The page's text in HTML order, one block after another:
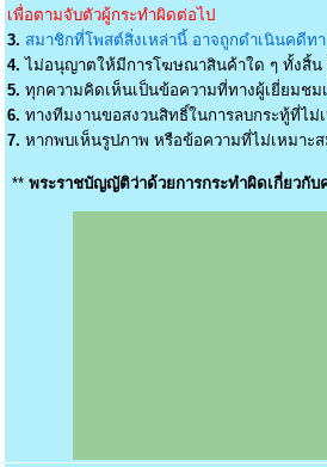
เพื่อตามจับตัวผู้กระทำผิดต่อไป
3. สมาชิกที่โพสต์สิ่งเหล่านี้ อาจถูกดำเนินคดีท
4. ไม่อนุญาตให้มีการโฆษณาสินค้าใด ๆ ทั้งสิ้น
5. ทุกความคิดเห็นเป็นข้อความที่ทางผู้เยี่ยมชม
6. ทางทีมงานขอสงวนสิทธิ์ในการลบกระทู้ที่ไ
7. หากพบเห็นรูปภาพ หรือข้อความที่ไม่เหมาะ
** พระราชบัญญัติว่าด้วยการกระทำผิดเกี่ยวกั